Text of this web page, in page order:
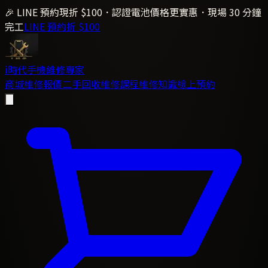
🎉 LINE 預約現折 $100．認證電池價格更實惠．現場 30 分鐘
完工LINE 預約折 $100
i時代手機維修專家
商城維修報價二手回收維修課程維修知識線上預約